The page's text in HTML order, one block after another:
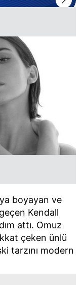
boyayan ve
Kendall
attı. Omuz
çeken ünlü
tarzını modern